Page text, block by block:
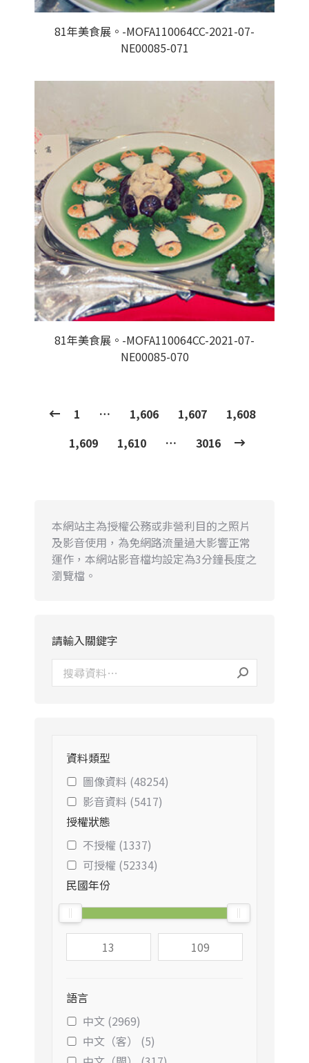
81年美食展。-MOFA110064CC-2021-07-
NE00085-071
81年美食展。-MOFA110064CC-2021-07-
NE00085-070
1 … 1,606 1,607
1,608
1,609
1,610 … 3016
本網站主為授權公務或非營利目的之照片
及影音使用，為免網路流量過大影響正常
運作，本網站影音檔均設定為3分鐘長度之
瀏覽檔。
請輸入關鍵字
資料類型
圖像資料 (48254)
影音資料 (5417)
授權狀態
不授權 (1337)
可授權 (52334)
民國年份
語言
中文 (2969)
中文（客） (5)